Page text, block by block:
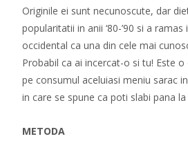
Originile ei sunt necunoscute, dar
popularitatii in anii ‘80-’90 si a
occidental ca una din cele mai
Probabil ca ai incercat-o si tu! Este
pe consumul aceluiasi meniu sarac
in care se spune ca poti slabi pana la
METODA